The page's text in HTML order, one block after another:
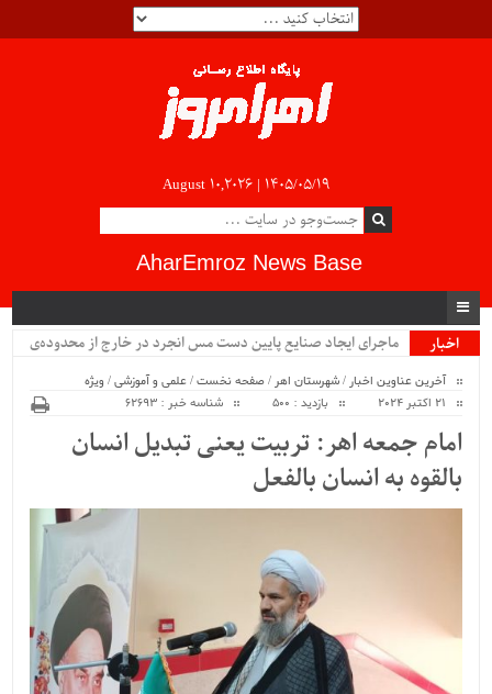
August 10,2026 | ۱۴۰۵/۰۵/۱۹
AharEmroz News Base
اخبار
ماجرای ایجاد صنایع پایین دست مس انجرد در خارج از محدوده‌ی
آخرین عناوین اخبار /شهرستان اهر /صفحه نخست/ علمی و آموزشی/ ویژه
بازدید : 500 شناسه خبر : 62693
امام جمعه اهر: تربیت یعنی تبدیل انسان
بالقوه به انسان بالفعل